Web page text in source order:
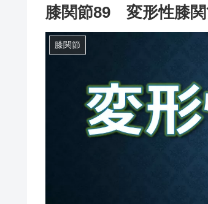
膝関節89 変形性膝関
膝関節